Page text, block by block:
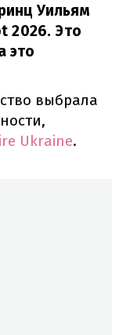
Уильям
2026. Это
это
выбрала
Ukraine.